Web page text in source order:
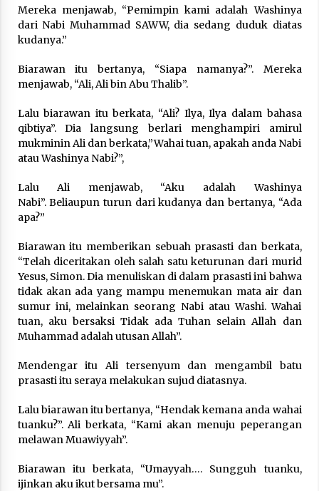
Mereka menjawab, “Pemimpin kami adalah Washinya
dari Nabi Muhammad SAWW, dia sedang duduk diatas
kudanya.”
Biaraw­an itu bertanya, “Siapa namanya?”. Merek­a
menjawab, “Ali, Ali bin Abu Thalib”.
Lalu biarawan itu berkata, “Ali? Ilya, Ilya dalam bahasa
qibtiya”. Dia langsung berlari menghampiri amirul
mukminin Ali dan berkata,”Wahai tuan, apakah anda Nabi
atau Washinya Nabi?”,
Lalu Ali menjawab, “Aku adalah Washinya
Nabi”. Beliaupun turun dari kudanya dan bertanya, “Ada
apa?”
Biarawan itu memberikan sebuah prasasti dan berkata,
“Telah diceritakan oleh salah satu keturunan dari murid
Yesus, Simon. Dia­ menuliskan di dalam prasasti ini bahwa
tidak akan ada yang mampu menemukan mata air dan
sumur ini, melainkan seorang Nabi atau Washi. Wahai
tuan, aku bersaksi Tidak ada Tuhan selain Allah dan
Muhammad adalah utusan Allah”.
Mendenga­r itu Ali tersenyum dan mengambil batu
prasasti itu seraya melakukan sujud diatasnya.
Lalu biarawan itu bertanya, “Hendak kemana anda wahai
tuanku?”. Ali berkata, “Kami akan menuju peperangan
melawan Muawiyyah”.
Biar­awan itu berkata, “Umayyah­…. Sungguh tuanku,
ijinkan aku ikut bersama mu”.